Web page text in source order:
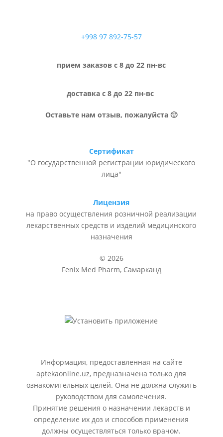
+998 97 892-75-57
прием заказов с 8 до 22 пн-вс
доставка с 8 до 22 пн-вс
Оставьте нам отзыв, пожалуйста 🙂
Сертификат
"О государственной регистрации юридического
лица"
Лицензия
на право осуществления розничной реализации
лекарственных средств и изделий медицинского
назначения
© 2026
Fenix Med Pharm, Самарканд
Информация, предоставленная на сайте
aptekaonline.uz, предназначена только для
ознакомительных целей. Она не должна служить
руководством для самолечения.
Принятие решения о назначении лекарств и
определение их доз и способов применения
должны осуществляться только врачом.